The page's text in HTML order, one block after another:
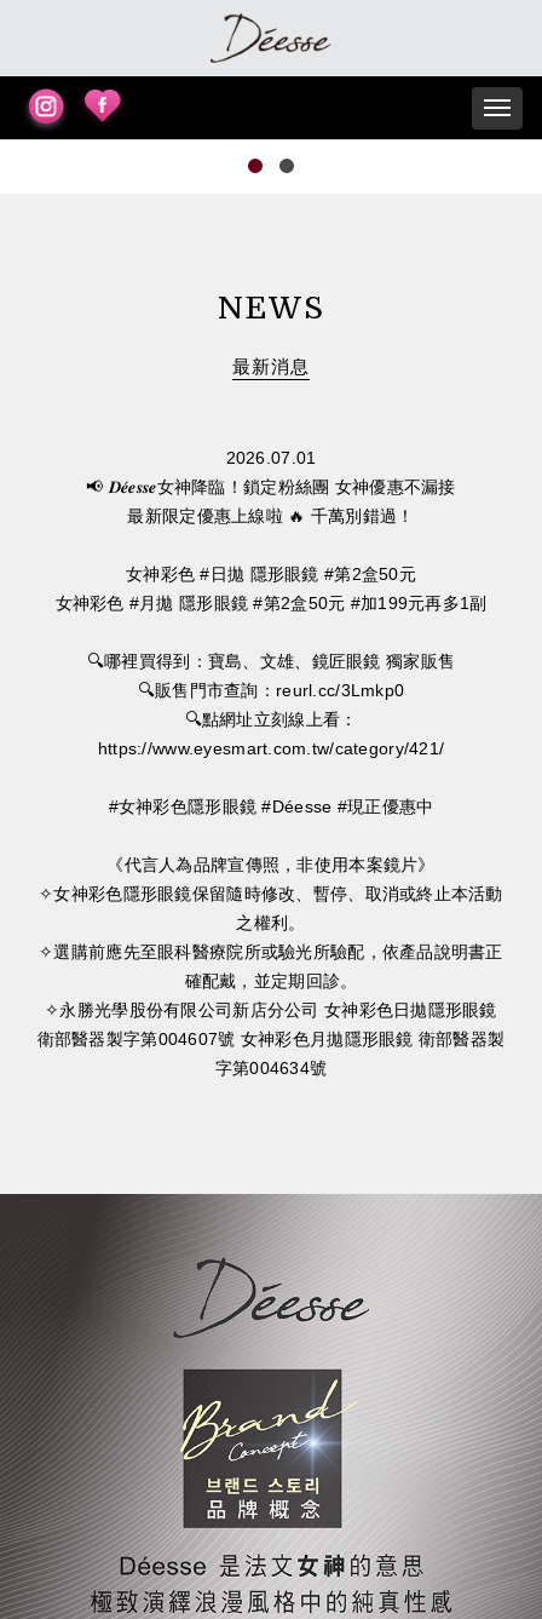
NEWS
最新消息
2026.07.01
📢 𝑫𝒆́𝒆𝒔𝒔𝒆女神降臨！鎖定粉絲團 女神優惠不漏接
最新限定優惠上線啦 🔥 千萬別錯過！
女神彩色 #日拋 隱形眼鏡 #第2盒50元
女神彩色 #月拋 隱形眼鏡 #第2盒50元 #加199元再多1副
🔍哪裡買得到：寶島、文雄、鏡匠眼鏡 獨家販售
🔍販售門市查詢：reurl.cc/3Lmkp0
🔍點網址立刻線上看：
https://www.eyesmart.com.tw/category/421/
#女神彩色隱形眼鏡 #Déesse #現正優惠中
《代言人為品牌宣傳照，非使用本案鏡片》
✧女神彩色隱形眼鏡保留隨時修改、暫停、取消或終止本活動
之權利。
✧選購前應先至眼科醫療院所或驗光所驗配，依產品說明書正
確配戴，並定期回診。
✧永勝光學股份有限公司新店分公司 女神彩色日拋隱形眼鏡
衛部醫器製字第004607號 女神彩色月拋隱形眼鏡 衛部醫器製
字第004634號